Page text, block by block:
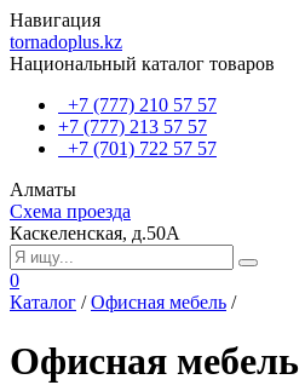
Навигация
tornadoplus.kz
Национальный каталог товаров
+7 (777) 210 57 57
+7 (777) 213 57 57
+7 (701) 722 57 57
Алматы
Схема проезда
Каскеленская, д.50А
0
Каталог /Офисная мебель /
Офисная мебель